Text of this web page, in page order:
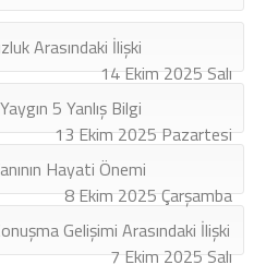
Arasındaki İlişki
14 Ekim 2025 Salı
5 Yanlış Bilgi
13 Ekim 2025 Pazartesi
Hayati Önemi
8 Ekim 2025 Çarşamba
Gelişimi Arasındaki İlişki
7 Ekim 2025 Salı